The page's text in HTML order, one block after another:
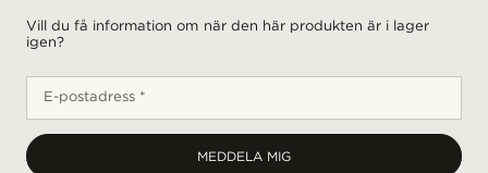
Vill du få information om när den här produkten är i lager
igen?
E-postadress *
MEDDELA MIG